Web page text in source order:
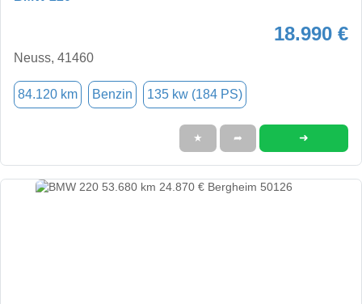
18.990 €
Neuss, 41460
84.120 km Benzin 135 kw (184 PS)
★ ➦ ➜